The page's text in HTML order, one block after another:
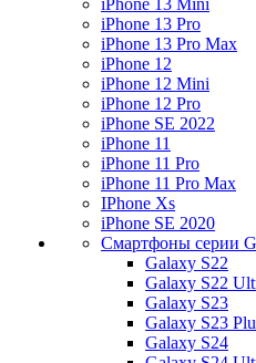
iPhone 13 Mini
iPhone 13 Pro
iPhone 13 Pro Max
iPhone 12
iPhone 12 Mini
iPhone 12 Pro
iPhone SE 2022
iPhone 11
iPhone 11 Pro
iPhone 11 Pro Max
IPhone Xs
iPhone SE 2020
Смартфоны серии
Galaxy S22
Galaxy S22
Galaxy S23
Galaxy S23
Galaxy S24